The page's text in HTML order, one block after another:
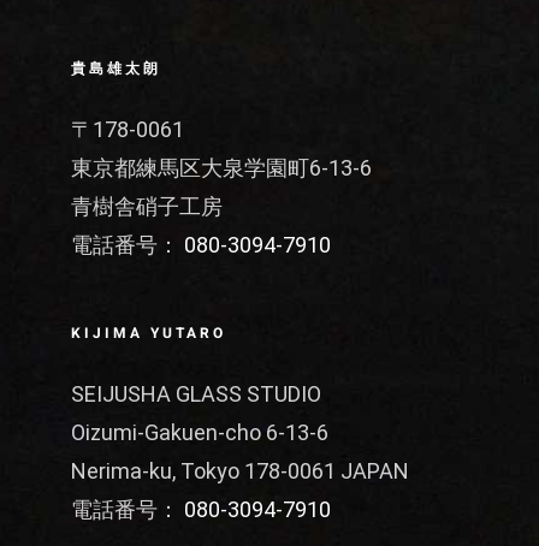
貴島雄太朗
〒178-0061
東京都練馬区大泉学園町6-13-6
青樹舎硝子工房
電話番号： 080-3094-7910
KIJIMA YUTARO
SEIJUSHA GLASS STUDIO
Oizumi-Gakuen-cho 6-13-6
Nerima-ku, Tokyo 178-0061 JAPAN
電話番号： 080-3094-7910